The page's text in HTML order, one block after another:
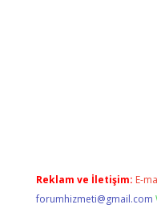
Reklam ve İletişim: E-
forumhizmeti@gmail.com